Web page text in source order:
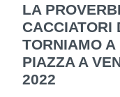
LA
CACCIATORI
TORNIAMO
PIAZZA A
2022